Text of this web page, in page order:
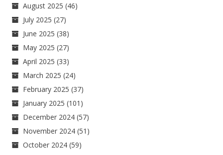
August 2025 (46)
July 2025 (27)
June 2025 (38)
May 2025 (27)
April 2025 (33)
March 2025 (24)
February 2025 (37)
January 2025 (101)
December 2024 (57)
November 2024 (51)
October 2024 (59)